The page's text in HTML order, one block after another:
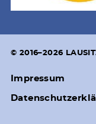
© 2016–2026
Impressum